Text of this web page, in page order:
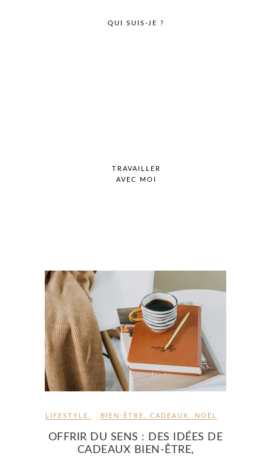
QUI SUIS-JE ?
TRAVAILLER
AVEC MOI
LIFESTYLE BIEN-ÊTRE CADEAUX NOËL
OFFRIR DU SENS : DES IDÉES DE
CADEAUX BIEN-ÊTRE,